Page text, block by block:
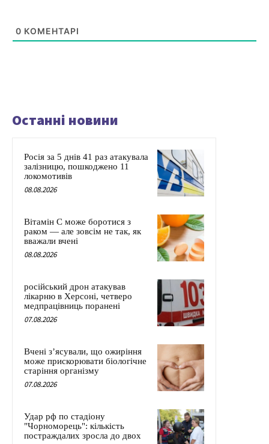
0 КОМЕНТАРІ
Останні новини
Росія за 5 днів 41 раз атакувала
залізницю, пошкоджено 11
локомотивів
08.08.2026
Вітамін C може боротися з
раком — але зовсім не так, як
вважали вчені
08.08.2026
російський дрон атакував
лікарню в Херсоні, четверо
медпрацівниць поранені
07.08.2026
Вчені з’ясували, що ожиріння
може прискорювати біологічне
старіння організму
07.08.2026
Удар рф по стадіону
"Чорноморець": кількість
постраждалих зросла до двох